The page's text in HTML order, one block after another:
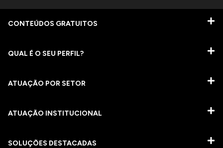
CONTEÚDOS GRATUITOS
QUAL É O SEU PERFIL?
ATUAÇÃO POR SETOR
ATUAÇÃO INSTITUCIONAL
SOLUÇÕES DESTACADAS